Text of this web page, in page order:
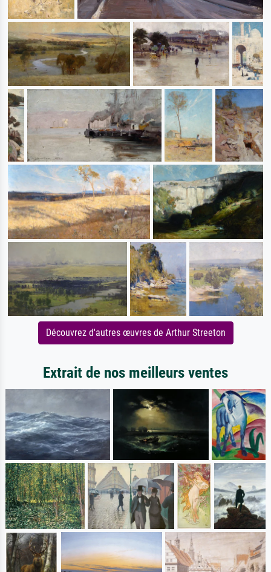
Découvrez d'autres œuvres de Arthur Streeton
Extrait de nos meilleurs ventes